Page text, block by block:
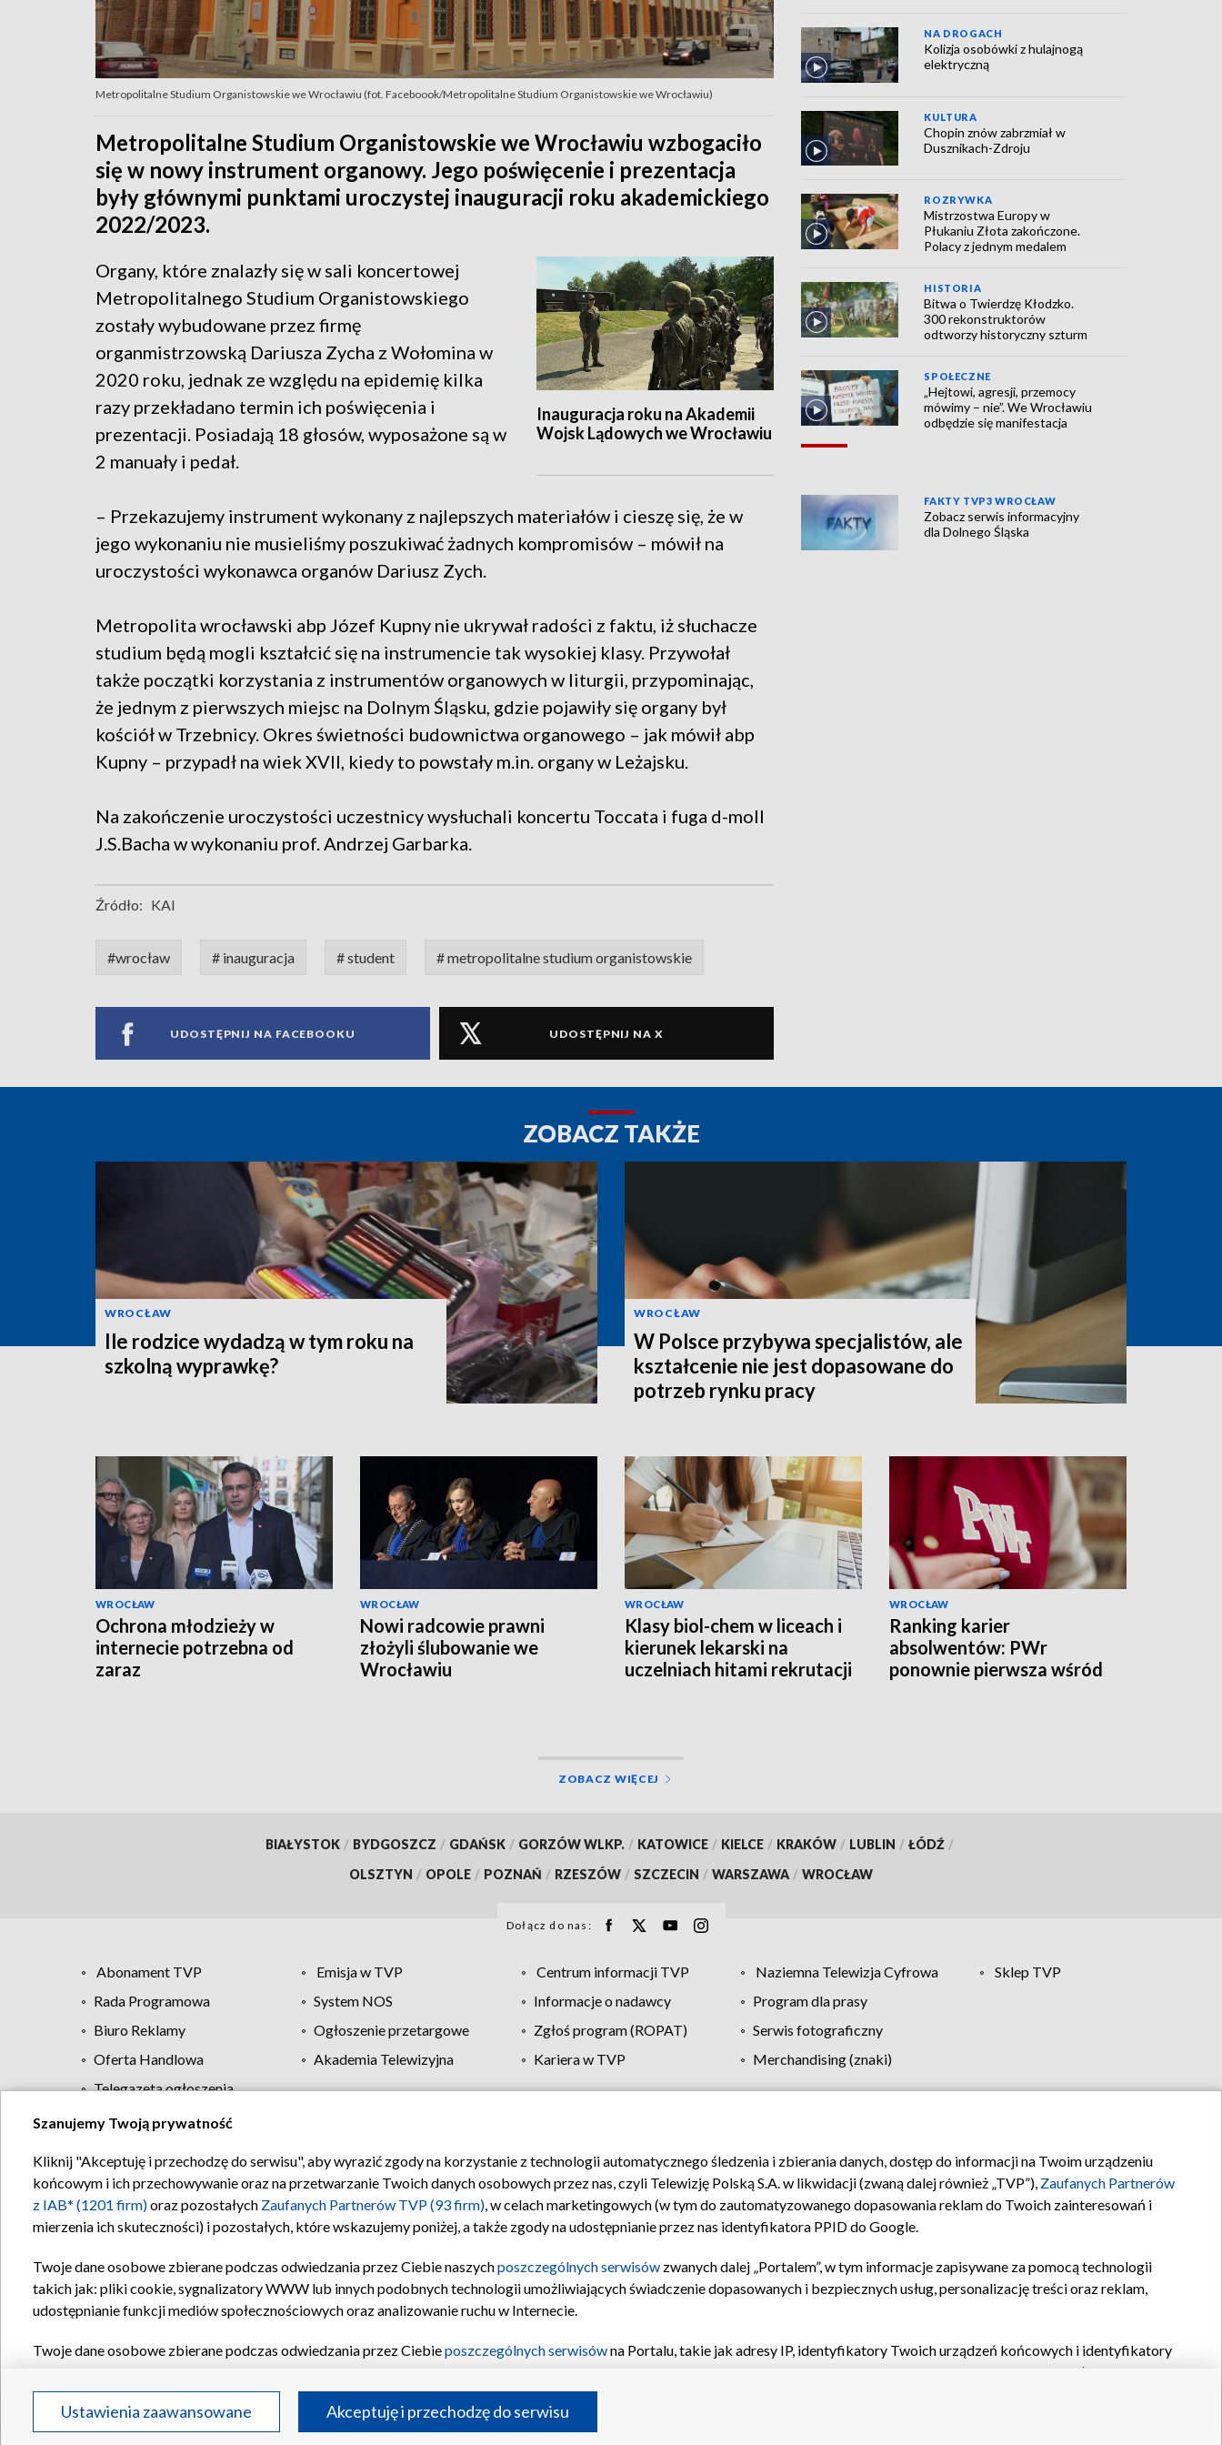
Metropolitalne Studium Organistowskie we Wrocławiu (fot. Faceboook/Metropolitalne Studium Organistowskie we Wrocławiu)
Metropolitalne Studium Organistowskie we Wrocławiu wzbogaciło
się w nowy instrument organowy. Jego poświęcenie i prezentacja
były głównymi punktami uroczystej inauguracji roku akademickiego
2022/2023.
Inauguracja roku na Akademii
Wojsk Lądowych we Wrocławiu
Organy, które znalazły się w sali koncertowej
Metropolitalnego Studium Organistowskiego
zostały wybudowane przez firmę
organmistrzowską Dariusza Zycha z Wołomina w
2020 roku, jednak ze względu na epidemię kilka
razy przekładano termin ich poświęcenia i
prezentacji. Posiadają 18 głosów, wyposażone są w
2 manuały i pedał.
– Przekazujemy instrument wykonany z najlepszych materiałów i cieszę się, że w
jego wykonaniu nie musieliśmy poszukiwać żadnych kompromisów – mówił na
uroczystości wykonawca organów Dariusz Zych.
Metropolita wrocławski abp Józef Kupny nie ukrywał radości z faktu, iż słuchacze
studium będą mogli kształcić się na instrumencie tak wysokiej klasy. Przywołał
także początki korzystania z instrumentów organowych w liturgii, przypominając,
że jednym z pierwszych miejsc na Dolnym Śląsku, gdzie pojawiły się organy był
kościół w Trzebnicy. Okres świetności budownictwa organowego – jak mówił abp
Kupny – przypadł na wiek XVII, kiedy to powstały m.in. organy w Leżajsku.
Na zakończenie uroczystości uczestnicy wysłuchali koncertu Toccata i fuga d-moll
J.S.Bacha w wykonaniu prof. Andrzej Garbarka.
Źródło: KAI
#wrocław # inauguracja # student # metropolitalne studium organistowskie
UDOSTĘPNIJ NA FACEBOOKU UDOSTĘPNIJ NA X
NA DROGACH
Kolizja osobówki z hulajnogą
elektryczną
KULTURA
Chopin znów zabrzmiał w
Dusznikach-Zdroju
ROZRYWKA
Mistrzostwa Europy w
Płukaniu Złota zakończone.
Polacy z jednym medalem
HISTORIA
Bitwa o Twierdzę Kłodzko.
300 rekonstruktorów
odtworzy historyczny szturm
SPOŁECZNE
„Hejtowi, agresji, przemocy
mówimy – nie”. We Wrocławiu
odbędzie się manifestacja
FAKTY TVP3 WROCŁAW
Zobacz serwis informacyjny
dla Dolnego Śląska
ZOBACZ TAKŻE
WROCŁAW
Ile rodzice wydadzą w tym roku na
szkolną wyprawkę?
WROCŁAW
W Polsce przybywa specjalistów, ale
kształcenie nie jest dopasowane do
potrzeb rynku pracy
WROCŁAW
Ochrona młodzieży w
internecie potrzebna od
zaraz
WROCŁAW
Nowi radcowie prawni
złożyli ślubowanie we
Wrocławiu
WROCŁAW
Klasy biol-chem w liceach i
kierunek lekarski na
uczelniach hitami rekrutacji
WROCŁAW
Ranking karier
absolwentów: PWr
ponownie pierwsza wśród
ZOBACZ WIĘCEJ
BIAŁYSTOK / BYDGOSZCZ / GDAŃSK / GORZÓW WLKP. / KATOWICE / KIELCE / KRAKÓW / LUBLIN / ŁÓDŹ /
OLSZTYN / OPOLE / POZNAŃ / RZESZÓW / SZCZECIN / WARSZAWA / WROCŁAW
Dołącz do nas:
Abonament TVP Emisja w TVP Centrum informacji TVP Naziemna Telewizja Cyfrowa
Sklep TVP
Rada Programowa
System NOS Informacje o nadawcy
Program dla prasy
Biuro Reklamy
Ogłoszenie przetargowe Zgłoś program (ROPAT)
Serwis fotograficzny
Oferta Handlowa
Akademia Telewizyjna Kariera w TVP
Merchandising (znaki)
Telegazeta ogłoszenia
Regulamin TVP Polityka prywatności Moje zgody Pomoc Biuro reklamy Kontakt
Szanujemy Twoją prywatność
Kliknij "Akceptuję i przechodzę do serwisu", aby wyrazić zgody na korzystanie z technologii automatycznego śledzenia i zbierania danych, dostęp do informacji na Twoim urządzeniu
końcowym i ich przechowywanie oraz na przetwarzanie Twoich danych osobowych przez nas, czyli Telewizję Polską S.A. w likwidacji (zwaną dalej również „TVP”), Zaufanych Partnerów
z IAB* (1201 firm)oraz pozostałych Zaufanych Partnerów TVP (93 firm), w celach marketingowych (w tym do zautomatyzowanego dopasowania reklam do Twoich zainteresowań i
mierzenia ich skuteczności) i pozostałych, które wskazujemy poniżej, a także zgody na udostępnianie przez nas identyfikatora PPID do Google.
Twoje dane osobowe zbierane podczas odwiedzania przez Ciebie naszychposzczególnych serwisów zwanych dalej „Portalem”, w tym informacje zapisywane za pomocą technologii
takich jak: pliki cookie, sygnalizatory WWW lub innych podobnych technologii umożliwiających świadczenie dopasowanych i bezpiecznych usług, personalizację treści oraz reklam,
udostępnianie funkcji mediów społecznościowych oraz analizowanie ruchu w Internecie.
Twoje dane osobowe zbierane podczas odwiedzania przez Ciebieposzczególnych serwisówna Portalu, takie jak adresy IP, identyfikatory Twoich urządzeń końcowych i identyfikatory
oraz pozostałych
Partnerów TVPdla realizacji następujących celów i funkcji: przechowywania informacji na urządzeniu lub dostęp do nich, wyboru podstawowych reklam, wyboru spersonalizowanych
reklam, tworzenia profilu spersonalizowanych reklam, tworzenia profilu spersonalizowanych treści, wyboru spersonalizowanych treści, pomiaru wydajności reklam, pomiaru wydajności
treści, stosowania badań rynkowych w celu generowania opinii odbiorców, opracowywania i ulepszania produktów, zapewnienia bezpieczeństwa, zapobiegania oszustwom i usuwania
Ustawienia zaawansowane Akceptuję i przechodzę do serwisu